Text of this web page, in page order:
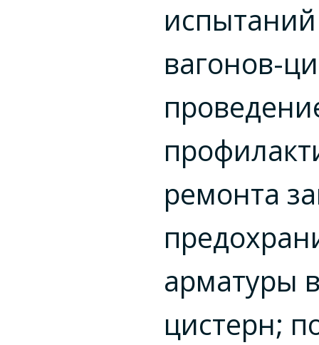
вагонов-
ремонта
арматуры
цистерн;